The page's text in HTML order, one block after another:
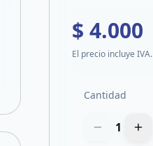
$ 4.000
El precio incluye IVA.
Cantidad
1